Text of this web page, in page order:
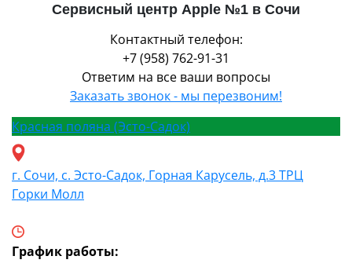
Сервисный центр Apple №1 в Сочи
Контактный телефон:
+7 (958) 762-91-31
Ответим на все ваши вопросы
Заказать звонок - мы перезвоним!
Красная поляна (Эсто-Садок)
г. Сочи, с. Эсто-Садок, Горная Карусель, д.3 ТРЦ
Горки Молл
График работы: